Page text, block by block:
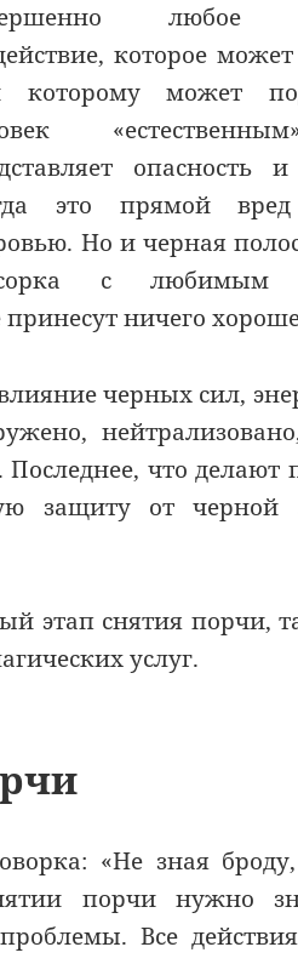
любое
которое
которому может
опасность
это прямой
Но и черная
с любимым
ничего
черных сил,
что делают
защиту от черной
этап снятия порчи,
услуг.
«Не зная
порчи нужно
Все